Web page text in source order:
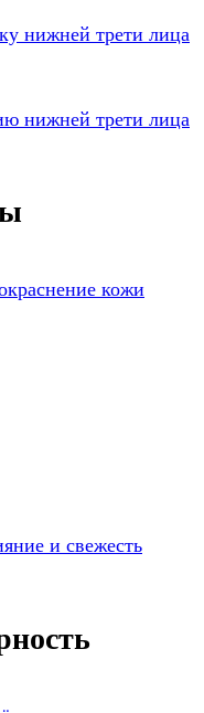
нижней трети лица
нижней трети лица
кожи
и свежесть